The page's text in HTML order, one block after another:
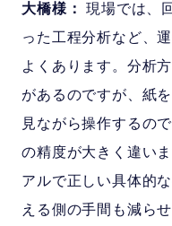
大橋様：
現場では、
った工程分析など、
よくあります。分析
があるのですが、紙
見ながら操作するの
の精度が大きく違い
アルで正しい具体的
える側の手間も減ら